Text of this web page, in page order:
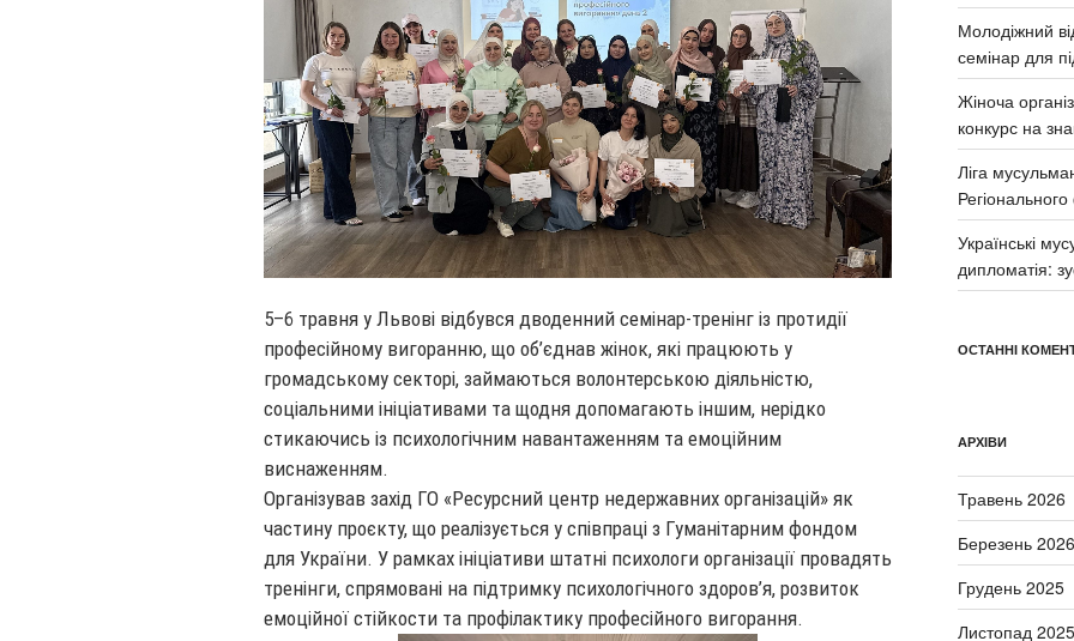
5–6 травня у Львові відбувся дводенний семінар-тренінг із протидії
професійному вигоранню, що об’єднав жінок, які працюють у
громадському секторі, займаються волонтерською діяльністю,
соціальними ініціативами та щодня допомагають іншим, нерідко
стикаючись із психологічним навантаженням та емоційним
виснаженням.
Організував захід ГО «Ресурсний центр недержавних організацій» як
частину проєкту, що реалізується у співпраці з Гуманітарним фондом
для України. У рамках ініціативи штатні психологи організації провадять
тренінги, спрямовані на підтримку психологічного здоров’я, розвиток
емоційної стійкости та профілактику професійного вигорання.
Молодіжний
семінар для
Жіноча
конкурс на
Ліга
Українські
дипломатія:
ОСТАННІ
АРХІВИ
Травень 2026
Березень 2026
Грудень 2025
Листопад 2025